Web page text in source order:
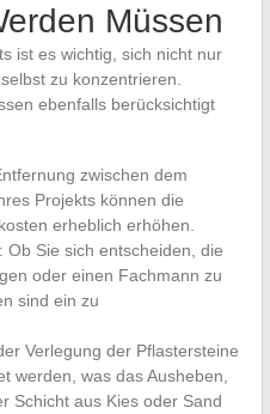
Müssen
ist es wichtig, sich nicht nur
zu konzentrieren.
ebenfalls berücksichtigt
zwischen dem
Projekts können die
erheblich erhöhen.
: Ob Sie sich entscheiden, die
oder einen Fachmann zu
sind ein zu
Verlegung der Pflastersteine
werden, was das Ausheben,
Schicht aus Kies oder Sand